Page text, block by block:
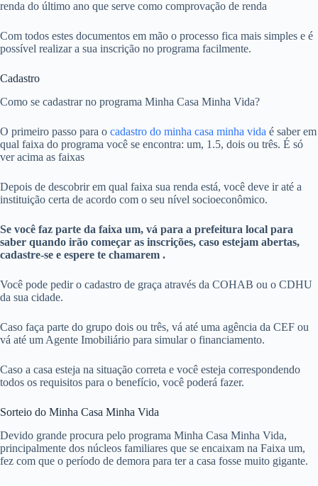
renda do último ano que serve como comprovação de renda
Com todos estes documentos em mão o processo fica mais simples e é
possível realizar a sua inscrição no programa facilmente.
Cadastro
Como se cadastrar no programa Minha Casa Minha Vida?
O primeiro passo para o cadastro do minha casa minha vida é saber em
qual faixa do programa você se encontra: um, 1.5, dois ou três. É só
ver acima as faixas
Depois de descobrir em qual faixa sua renda está, você deve ir até a
instituição certa de acordo com o seu nível socioeconômico.
Se você faz parte da faixa um, vá para a prefeitura local para
saber quando irão começar as inscrições, caso estejam abertas,
cadastre-se e espere te chamarem .
Você pode pedir o cadastro de graça através da COHAB ou o CDHU
da sua cidade.
Caso faça parte do grupo dois ou três, vá até uma agência da CEF ou
vá até um Agente Imobiliário para simular o financiamento.
Caso a casa esteja na situação correta e você esteja correspondendo
todos os requisitos para o benefício, você poderá fazer.
Sorteio do Minha Casa Minha Vida
Devido grande procura pelo programa Minha Casa Minha Vida,
principalmente dos núcleos familiares que se encaixam na Faixa um,
fez com que o período de demora para ter a casa fosse muito gigante.